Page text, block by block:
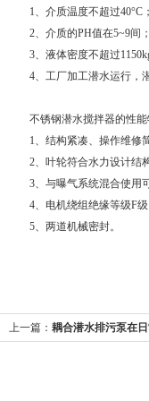
1、介质温度不超过40°C
2、介质的PH值在5~9间
3、液体密度不超过
4、工厂加工潜水运行，
不锈钢潜水搅拌器的性能
1、结构紧凑、操作维修
2、叶轮符合水力设计结构
3、与曝气系统混合使用可
4、电机绕组绝缘等级F级
5、两道机械密封。
上一篇： 耦合潜水排污泵在